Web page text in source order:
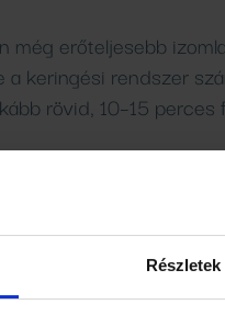
Részletek
még erőteljesebb
keringési rendszer
rövid, 10–15 perces
ezek inkább
mellett javasoltak.
ellazulás nem